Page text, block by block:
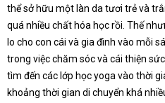
thể sở hữu một làn da tươi trẻ và
quá nhiều chất hóa học rồi. Thế
lo cho con cái và gia đình vào mỗi
trong việc chăm sóc và cái thiện
tìm đến các lớp học yoga vào thời
khoảng thời gian di chuyển khá